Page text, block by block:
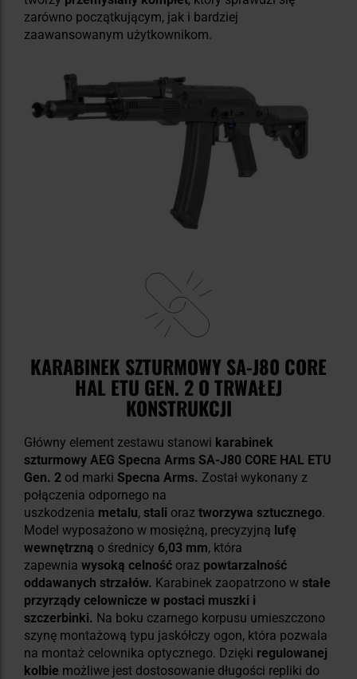
zarówno początkującym, jak i bardziej
zaawansowanym użytkownikom.
KARABINEK SZTURMOWY SA-J80 CORE
HAL ETU GEN. 2 O TRWAŁEJ
KONSTRUKCJI
Główny element zestawu stanowi karabinek
szturmowy AEG Specna Arms SA-J80 CORE HAL ETU
Gen. 2 od marki Specna Arms. Został wykonany z
połączenia odpornego na
uszkodzenia metalu, stali oraz tworzywa sztucznego.
Model wyposażono w mosiężną, precyzyjną lufę
wewnętrzną o średnicy 6,03 mm, która
zapewnia wysoką celność oraz powtarzalność
oddawanych strzałów. Karabinek zaopatrzono w stałe
przyrządy celownicze w postaci muszki i
szczerbinki. Na boku czarnego korpusu umieszczono
szynę montażową typu jaskółczy ogon, która pozwala
na montaż celownika optycznego. Dzięki regulowanej
kolbie możliwe jest dostosowanie długości repliki do